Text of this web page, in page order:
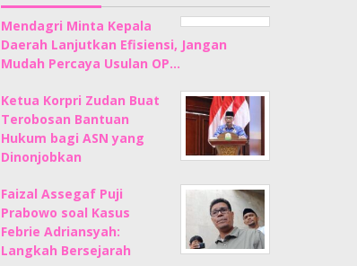
Mendagri Minta Kepala
Daerah Lanjutkan Efisiensi, Jangan
Mudah Percaya Usulan OP…
Ketua Korpri Zudan Buat
Terobosan Bantuan
Hukum bagi ASN yang
Dinonjobkan
Faizal Assegaf Puji
Prabowo soal Kasus
Febrie Adriansyah:
Langkah Bersejarah